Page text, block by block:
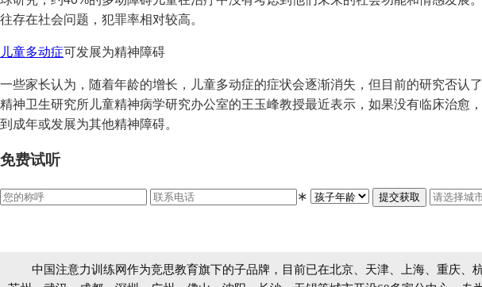
往存在社会问题，犯罪率相对较高。
儿童多动症可发展为精神障碍
一些家长认为，随着年龄的增长，儿童多动症的症状会逐渐消失，但目前的研究否认了
精神卫生研究所儿童精神病学研究办公室的王玉峰教授最近表示，如果没有临床治愈
到成年或发展为其他精神障碍。
免费试听
∗
中国注意力训练网作为竞思教育旗下的子品牌，目前已在北京、天津、上海、重庆、